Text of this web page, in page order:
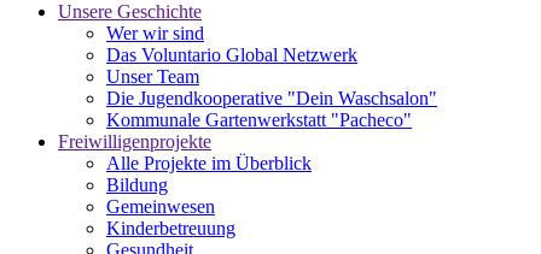
Unsere Geschichte
Wer wir sind
Das Voluntario Global Netzwerk
Unser Team
Die Jugendkooperative "Dein Waschsalon"
Kommunale Gartenwerkstatt "Pacheco"
Freiwilligenprojekte
Alle Projekte im Überblick
Bildung
Gemeinwesen
Kinderbetreuung
Gesundheit